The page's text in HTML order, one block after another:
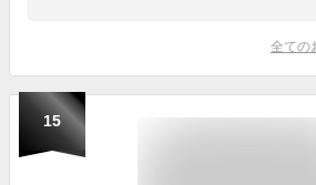
全ての
15